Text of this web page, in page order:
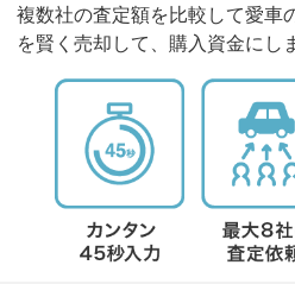
複数社の査定額を比較して愛車
を賢く売却して、購入資金にし